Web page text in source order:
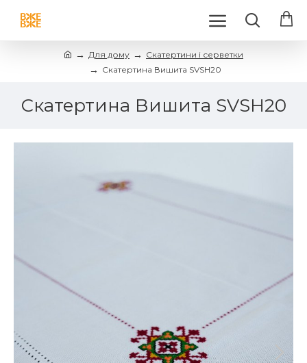
Для дому
Скатертини і серветки
Скатертина Вишита SVSH20
Скатертина Вишита SVSH20